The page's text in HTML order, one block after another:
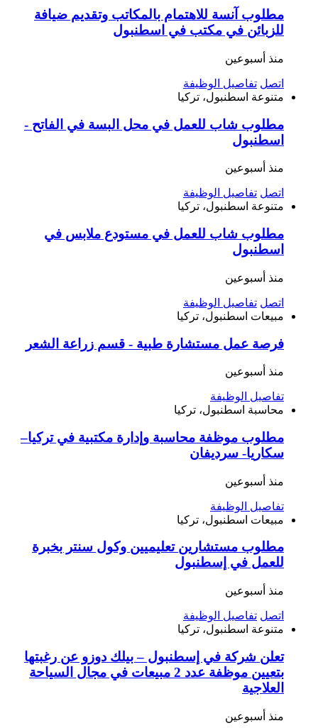
مطلوب آنسة للاهتمام بالمكاتب وتقديم ضيافة
للزبائن في مكتب في اسطنبول
منذ أسبوعين
اتصل تفاصيل الوظيفة
متنوعة اسطنبول، تركيا
مطلوب شاب للعمل في محل البسة في الفاتح -
اسطنبول
منذ أسبوعين
اتصل تفاصيل الوظيفة
متنوعة اسطنبول، تركيا
مطلوب شاب للعمل في مستودع ملابس في
اسطنبول
منذ أسبوعين
اتصل تفاصيل الوظيفة
مبيعات اسطنبول، تركيا
فرصة عمل مستشارة طبية - قسم زراعة الشعر
منذ أسبوعين
تفاصيل الوظيفة
محاسبة اسطنبول، تركيا
مطلوب موظفة محاسبة وإدارة مكتبية في تركيا–
سكاريا- سرديفان
منذ أسبوعين
تفاصيل الوظيفة
مبيعات اسطنبول، تركيا
مطلوب مستشارين تعليميين وكول سنتر بخبرة
للعمل في إسطنبول
منذ أسبوعين
اتصل تفاصيل الوظيفة
متنوعة اسطنبول، تركيا
تعلن شركة في إسطنبول – بيلك دوزو عن رغبتها
بتعيين موظفة عدد 2 مبيعات في مجال السياحة
العلاجية
منذ أسبوعين